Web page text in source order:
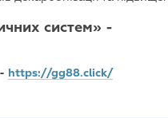
систем» -
https://gg88.click/